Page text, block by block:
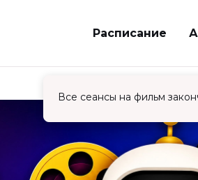
Расписание
Все сеансы на фильм